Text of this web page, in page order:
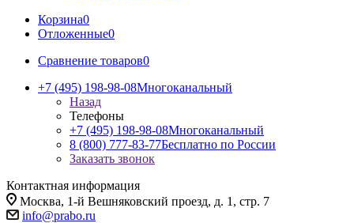
Корзина0
Отложенные0
Сравнение товаров0
+7 (495) 198-98-08Многоканальный
Назад
Телефоны
+7 (495) 198-98-08Многоканальный
8 (800) 777-83-77Бесплатно по России
Заказать звонок
Контактная информация
Москва, 1-й Вешняковский проезд, д. 1, стр. 7
info@prabo.ru